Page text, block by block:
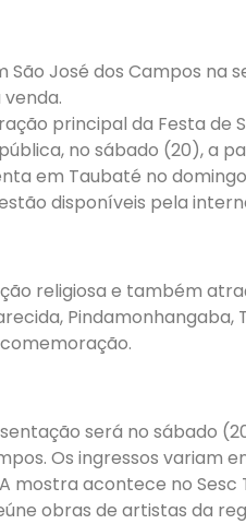
José dos Campos na
venda.
principal da Festa de
no sábado (20), a
em Taubaté no domingo
disponíveis pela
religiosa e também
Pindamonhangaba,
será no sábado
Os ingressos variam
mostra acontece no
obras de artistas da